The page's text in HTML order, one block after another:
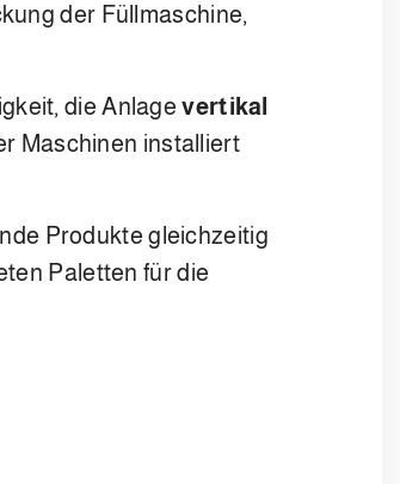
der Füllmaschine,
die Anlagevertikal
Maschinen installiert
Produkte gleichzeitig
Paletten für die